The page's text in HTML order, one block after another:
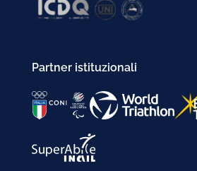
Partner istituzionali